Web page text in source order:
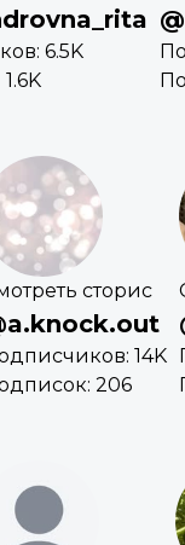
6.5K
сторис
14K
206